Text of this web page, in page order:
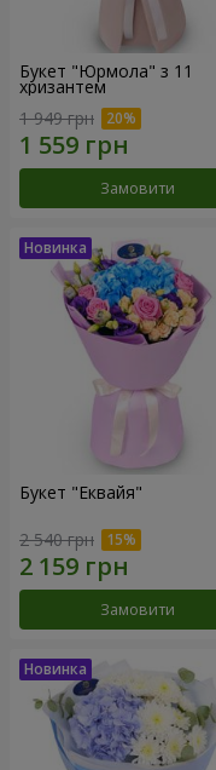
Букет "Юрмола" з 11
хризантем
1 949 грн
Замовити
Букет "Еквайя"
2 540 грн
Замовити